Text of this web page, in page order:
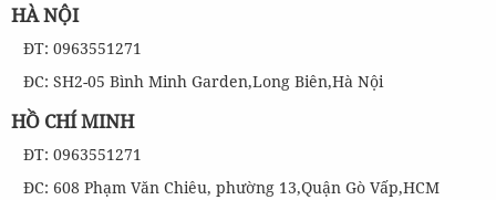
HÀ NỘI
ĐT: 0963551271
ĐC: SH2-05 Bình Minh Garden,Long Biên,Hà Nội
HỒ CHÍ MINH
ĐT: 0963551271
ĐC: 608 Phạm Văn Chiêu, phường 13,Quận Gò Vấp,HCM